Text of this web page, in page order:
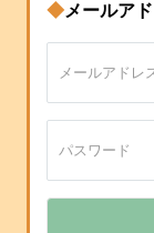
◆メールア